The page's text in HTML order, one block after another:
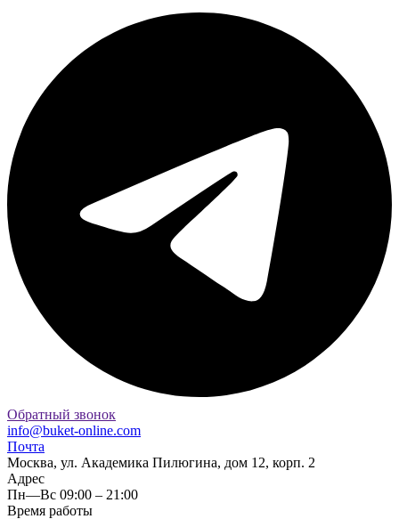
Обратный звонок
info@buket-online.com
Почта
Москва, ул. Академика Пилюгина, дом 12, корп. 2
Адрес
Пн—Вс 09:00 – 21:00
Время работы